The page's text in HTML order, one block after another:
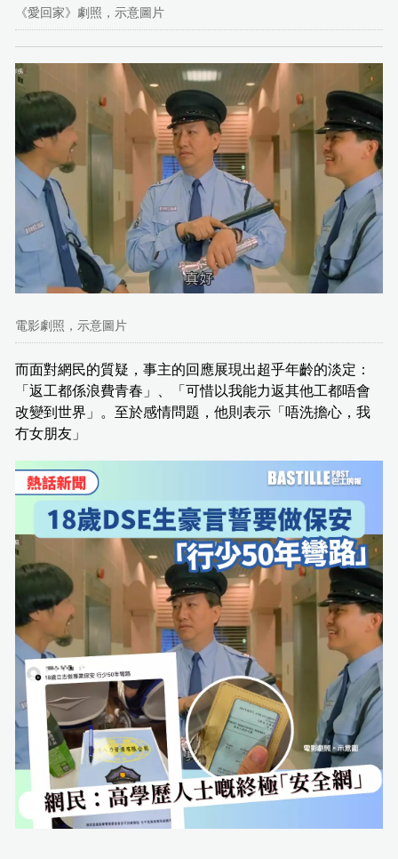
《愛回家》劇照，示意圖片
電影劇照，示意圖片
而面對網民的質疑，事主的回應展現出超乎年齡的淡定：
「返工都係浪費青春」、「可惜以我能力返其他工都唔會
改變到世界」。至於感情問題，他則表示「唔洗擔心，我
冇女朋友」